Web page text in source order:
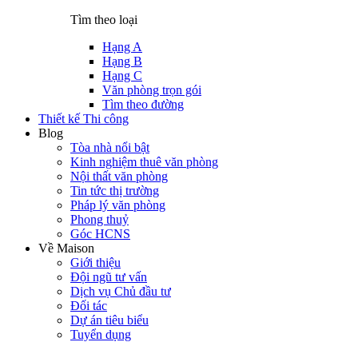
Tìm theo loại
Hạng A
Hạng B
Hạng C
Văn phòng trọn gói
Tìm theo đường
Thiết kế Thi công
Blog
Tòa nhà nổi bật
Kinh nghiệm thuê văn phòng
Nội thất văn phòng
Tin tức thị trường
Pháp lý văn phòng
Phong thuỷ
Góc HCNS
Về Maison
Giới thiệu
Đội ngũ tư vấn
Dịch vụ Chủ đầu tư
Đối tác
Dự án tiêu biểu
Tuyển dụng